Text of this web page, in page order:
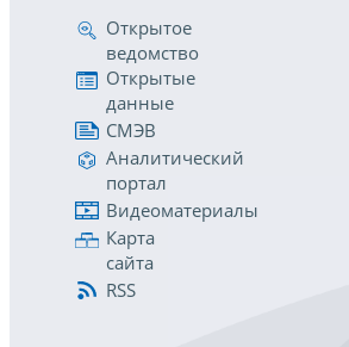
Открытое
ведомство
Открытые
данные
СМЭВ
Аналитический
портал
Видеоматериалы
Карта
сайта
RSS